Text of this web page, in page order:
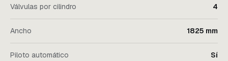
Válvulas por cilindro 4
Ancho 1825 mm
Piloto automático Sí